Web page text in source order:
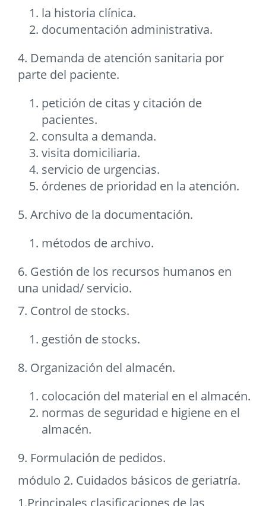
la historia clínica.
documentación administrativa.
4. Demanda de atención sanitaria por
parte del paciente.
petición de citas y citación de
pacientes.
consulta a demanda.
visita domiciliaria.
servicio de urgencias.
órdenes de prioridad en la atención.
5. Archivo de la documentación.
métodos de archivo.
6. Gestión de los recursos humanos en
una unidad/ servicio.
7. Control de stocks.
gestión de stocks.
8. Organización del almacén.
colocación del material en el almacén.
normas de seguridad e higiene en el
almacén.
9. Formulación de pedidos.
módulo 2. Cuidados básicos de geriatría.
1.Principales clasificaciones de las